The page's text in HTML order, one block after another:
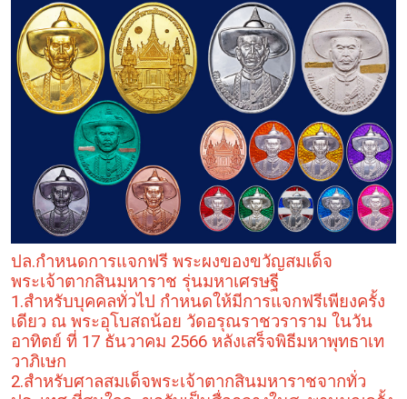
ปล.กำหนดการแจกฟรี พระผงของขวัญสมเด็จ
พระเจ้าตากสินมหาราช รุ่นมหาเศรษฐี
1.สำหรับบุคคลทั่วไป กำหนดให้มีการแจกฟรีเพียงครั้ง
เดียว ณ พระอุโบสถน้อย วัดอรุณราชวราราม ในวัน
อาทิตย์ ที่ 17 ธันวาคม 2566 หลังเสร็จพิธีมหาพุทธาเท
วาภิเษก
2.สำหรับศาลสมเด็จพระเจ้าตากสินมหาราชจากทั่ว